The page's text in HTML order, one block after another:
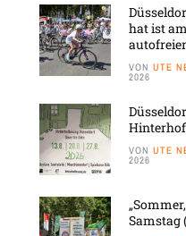
hat ist
VON UTE
2026
VON UTE
2026
Samstag